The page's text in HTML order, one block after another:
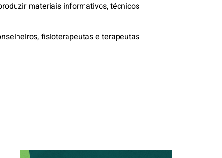
materiais informativos, técnicos
fisioterapeutas e terapeutas